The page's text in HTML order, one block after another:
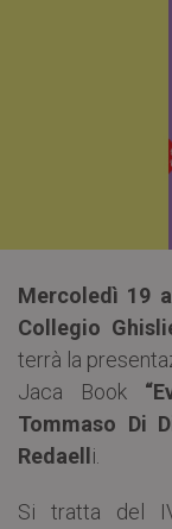
Mercoledì 19
Collegio
terrà la
Jaca Book
Tommaso Di
Redaelli.
Si tratta del